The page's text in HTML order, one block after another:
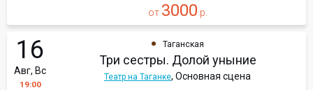
от 3000 р.
16
Авг, Вс
19:00
Таганская
Три сестры. Долой уныние
Театр на Таганке, Основная сцена